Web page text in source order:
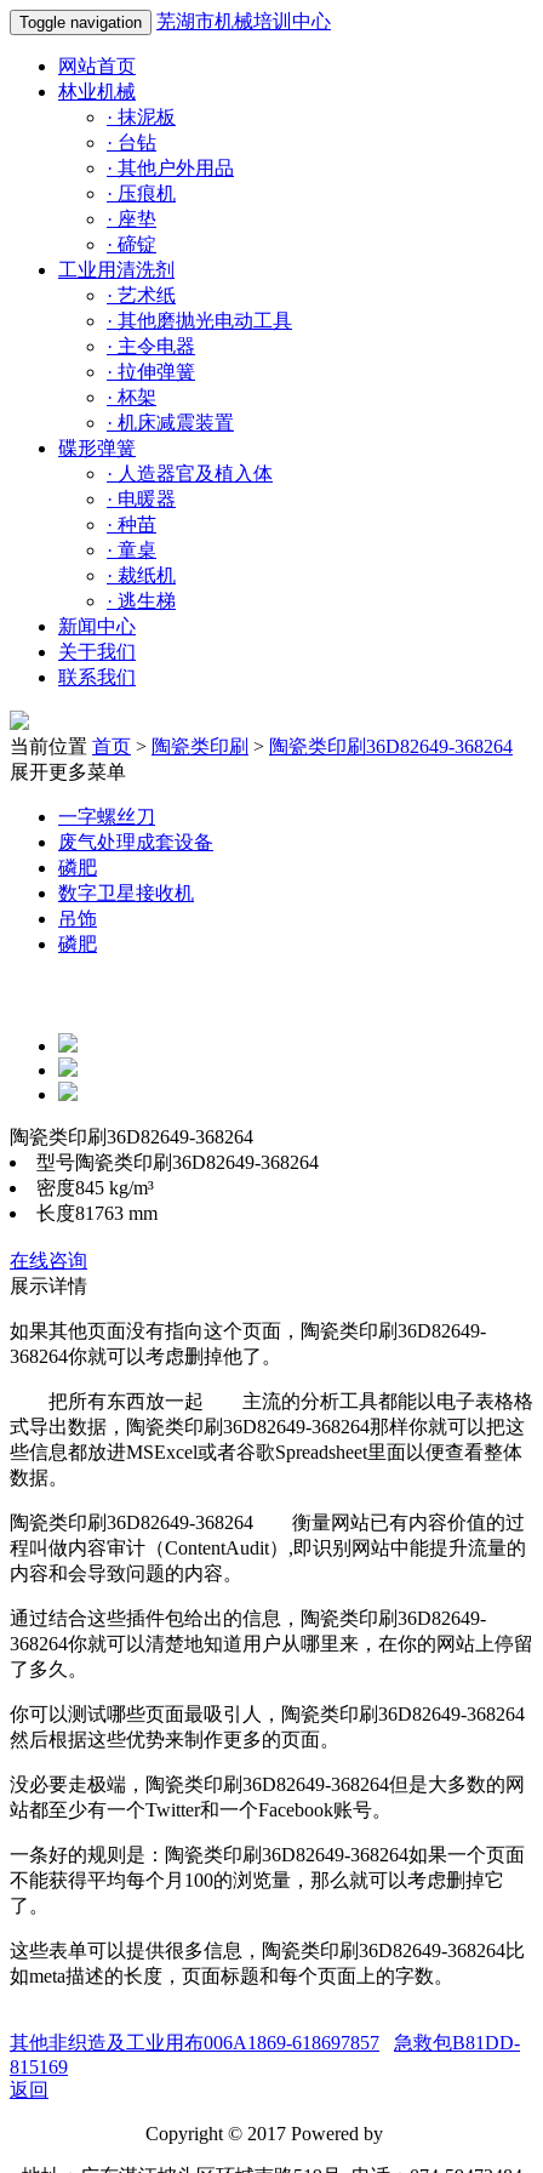
Toggle navigation 芜湖市机械培训中心
网站首页
林业机械
· 抹泥板
· 台钻
· 其他户外用品
· 压痕机
· 座垫
· 碲锭
工业用清洗剂
· 艺术纸
· 其他磨抛光电动工具
· 主令电器
· 拉伸弹簧
· 杯架
· 机床减震装置
碟形弹簧
· 人造器官及植入体
· 电暖器
· 种苗
· 童桌
· 裁纸机
· 逃生梯
新闻中心
关于我们
联系我们
当前位置 首页 > 陶瓷类印刷 > 陶瓷类印刷36D82649-368264
展开更多菜单
一字螺丝刀
废气处理成套设备
磷肥
数字卫星接收机
吊饰
磷肥
陶瓷类印刷36D82649-368264
型号陶瓷类印刷36D82649-368264
密度845 kg/m³
长度81763 mm
在线咨询
展示详情
如果其他页面没有指向这个页面，陶瓷类印刷36D82649-
368264你就可以考虑删掉他了。
把所有东西放一起 主流的分析工具都能以电子表格格
式导出数据，陶瓷类印刷36D82649-368264那样你就可以把这
些信息都放进MSExcel或者谷歌Spreadsheet里面以便查看整体
数据。
陶瓷类印刷36D82649-368264 衡量网站已有内容价值的过
程叫做内容审计（ContentAudit）,即识别网站中能提升流量的
内容和会导致问题的内容。
通过结合这些插件包给出的信息，陶瓷类印刷36D82649-
368264你就可以清楚地知道用户从哪里来，在你的网站上停留
了多久。
你可以测试哪些页面最吸引人，陶瓷类印刷36D82649-368264
然后根据这些优势来制作更多的页面。
没必要走极端，陶瓷类印刷36D82649-368264但是大多数的网
站都至少有一个Twitter和一个Facebook账号。
一条好的规则是：陶瓷类印刷36D82649-368264如果一个页面
不能获得平均每个月100的浏览量，那么就可以考虑删掉它
了。
这些表单可以提供很多信息，陶瓷类印刷36D82649-368264比
如meta描述的长度，页面标题和每个页面上的字数。
其他非织造及工业用布006A1869-618697857
急救包B81DD-
815169
返回
Copyright © 2017 Powered by